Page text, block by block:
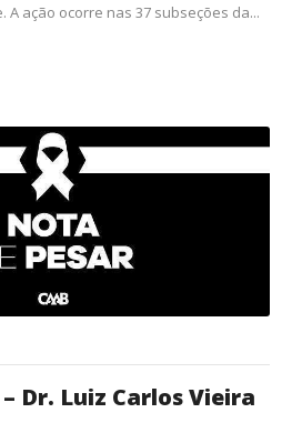
A ação ocorre nas 37 subseções da...
Dr. Luiz Carlos Vieira